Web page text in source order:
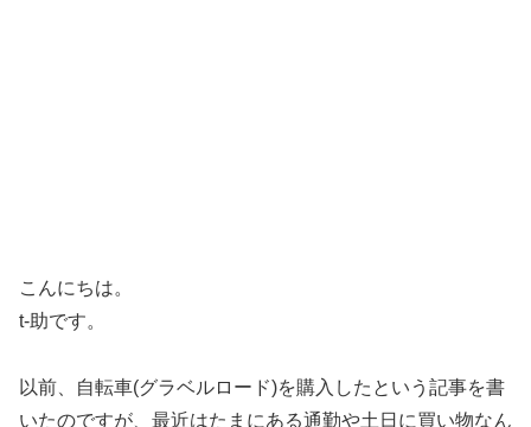
こんにちは。
t-助です。
以前、自転車(グラベルロード)を購入したという記事を書
いたのですが、最近はたまにある通勤や土日に買い物なん